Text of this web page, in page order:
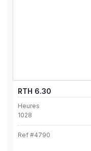
RTH 6.30
Heures
1028
Ref #4790